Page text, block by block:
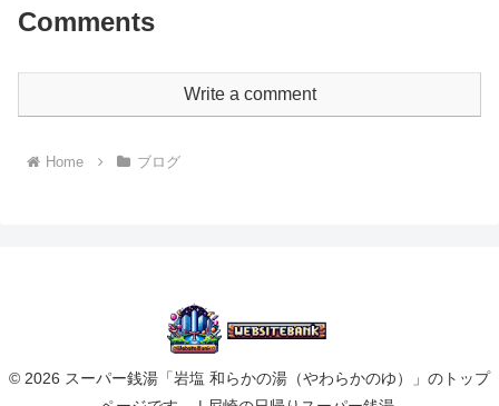
Comments
Write a comment
Home ブログ
© 2026 スーパー銭湯「岩塩 和らかの湯（やわらかのゆ）」のトップ